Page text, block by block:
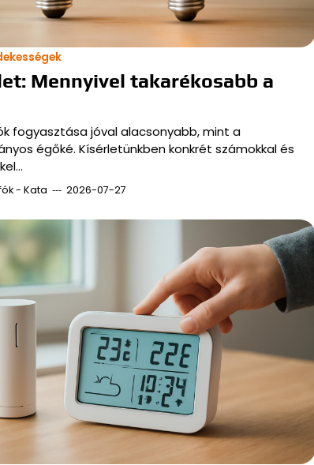
Mennyivel takarékosabb a
fogyasztása jóval alacsonyabb, mint a
égőké. Kísérletünkben konkrét számokkal és
- Kata 2026-07-27